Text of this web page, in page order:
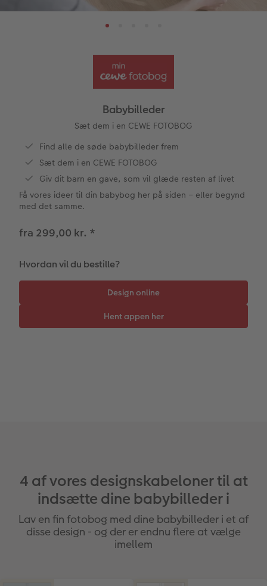
Papirtyper og omslag
Inspiration
Bedst i test
Gratis fotolagring
CEWE FOTOBOG Color pop
Panoramaside
Mindelomme
Tilbehør
Art prints
Forstørrelse på fotopapir
Fotoklistermærker
Engangskamera print
Analoge billeder
Inspiration
Gratis fotolagring
Pasfoto
Billede i ramme
Billede på aluminiumsplade
Billede på akrylglas
Billede på træ
Fotoplakat med kort
Fotoplakat med plakatliste
Fotocollage
hexxas
Flerdelt vægbillede
Fotopanel
Dekoration
Tekstiler
Fotomagneter
Fyld-selv gaveæske
Mobilcovers
Kæledyr
Inspiration
CEWE Gavekort
Firmagave
Hvordan fungerer det?
Invitationer
Design selv
Fotokort
Postkort
Kort med fotoindstik
Bordkort
Menukort
Direkte forsendelse
Digitalt festkort
Aftalekalender
Inspiration
Gratis fotolagring
Gaveindpakning
Tilbehør
Babybilleder
Sæt dem i en CEWE FOTOBOG
Find alle de søde babybilleder frem
Sæt dem i en CEWE FOTOBOG
Giv dit barn en gave, som vil glæde resten af livet
Få vores ideer til din babybog her på siden – eller begynd
med det samme.
fra 299,00 kr. *
Hvordan vil du bestille?
4 af vores designskabeloner til at
indsætte dine babybilleder i
Lav en fin fotobog med dine babybilleder i et af
disse design - og der er endnu flere at vælge
imellem